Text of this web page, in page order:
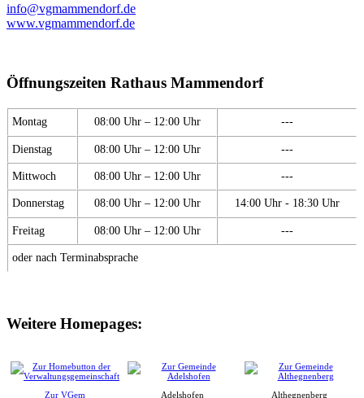
info@vgmammendorf.de
www.vgmammendorf.de
Öffnungszeiten Rathaus Mammendorf
Montag 08:00 Uhr – 12:00 Uhr ---
Dienstag 08:00 Uhr – 12:00 Uhr ---
Mittwoch 08:00 Uhr – 12:00 Uhr ---
Donnerstag 08:00 Uhr – 12:00 Uhr 14:00 Uhr - 18:30 Uhr
Freitag 08:00 Uhr – 12:00 Uhr ---
oder nach Terminabsprache
Weitere Homepages:
Zur VGem Adelshofen Althegnenberg